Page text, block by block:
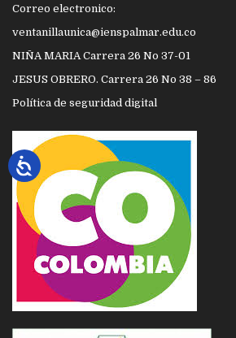
Correo electronico:
ventanillaunica@ienspalmar.edu.co
NIÑA MARIA Carrera 26 No 37-01
JESUS OBRERO. Carrera 26 No 38 – 86
Política de seguridad digital